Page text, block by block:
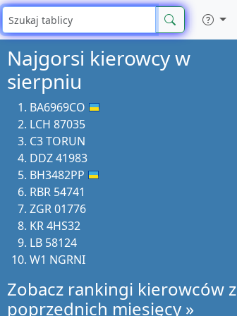
Najgorsi kierowcy w
sierpniu
BA6969CO
LCH 87035
C3 TORUN
DDZ 41983
BH3482PP
RBR 54741
ZGR 01776
KR 4HS32
LB 58124
W1 NGRNI
Zobacz rankingi kierowców z
poprzednich miesięcy »